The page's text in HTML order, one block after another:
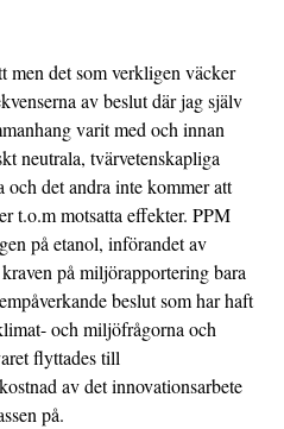
men det som verkligen väcker
av beslut där jag själv
varit med och innan
neutrala, tvärvetenskapliga
och det andra inte kommer att
t.o.m motsatta effekter. PPM
på etanol, införandet av
på miljörapportering bara
beslut som har haft
och miljöfrågorna och
flyttades till
av det innovationsarbete
på.